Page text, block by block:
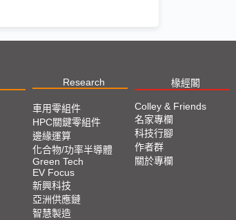
Research 椽經閣
車用零組件
HPC關鍵零組件
邊緣運算
化合物/功率半導體
Green Tech
EV Focus
新興科技
亞洲供應鏈
智慧製造
Colley & Friends
名家專欄
科技行腳
作者群
關於專欄